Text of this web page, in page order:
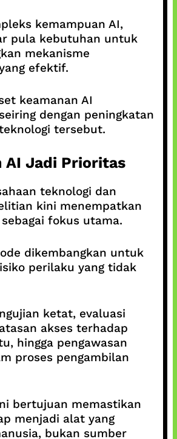
kemampuan AI,
pula kebutuhan untuk
mekanisme
efektif.
keamanan AI
dengan peningkatan
tersebut.
AI Jadi Prioritas
teknologi dan
kini menempatkan
fokus utama.
dikembangkan untuk
perilaku yang tidak
ketat, evaluasi
akses terhadap
hingga pengawasan
proses pengambilan
bertujuan memastikan
menjadi alat yang
bukan sumber